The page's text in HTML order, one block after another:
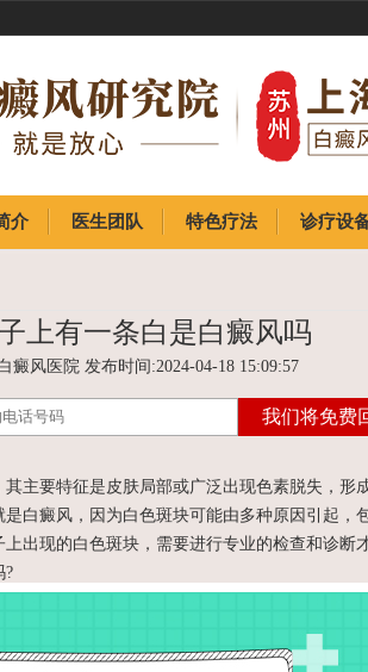
介
介
医生团队 特色疗法 诊疗设
上有一条白是白癜风吗
癜风医院 发布时间:2024-04-18 15:09:57
要特征是皮肤局部或广泛出现色素脱失，形
白癜风，因为白色斑块可能由多种原因引起，
出现的白色斑块，需要进行专业的检查和诊断
?